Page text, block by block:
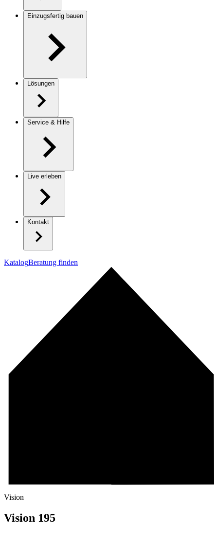
Einzugsfertig bauen
Lösungen
Service & Hilfe
Live erleben
Kontakt
KatalogBeratung finden
Vision
Vision 195